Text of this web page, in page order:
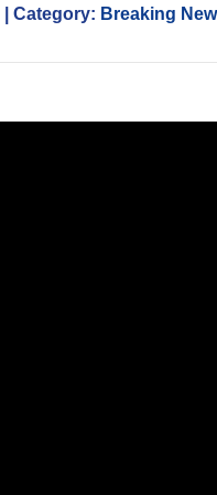
| Category: Breaking